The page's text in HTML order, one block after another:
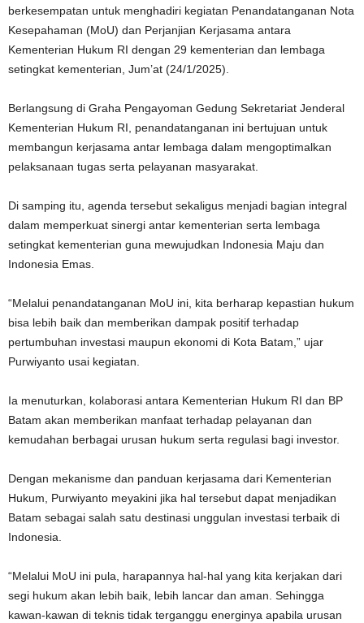
berkesempatan untuk menghadiri kegiatan Penandatanganan Nota
Kesepahaman (MoU) dan Perjanjian Kerjasama antara
Kementerian Hukum RI dengan 29 kementerian dan lembaga
setingkat kementerian, Jum’at (24/1/2025).
Berlangsung di Graha Pengayoman Gedung Sekretariat Jenderal
Kementerian Hukum RI, penandatanganan ini bertujuan untuk
membangun kerjasama antar lembaga dalam mengoptimalkan
pelaksanaan tugas serta pelayanan masyarakat.
Di samping itu, agenda tersebut sekaligus menjadi bagian integral
dalam memperkuat sinergi antar kementerian serta lembaga
setingkat kementerian guna mewujudkan Indonesia Maju dan
Indonesia Emas.
“Melalui penandatanganan MoU ini, kita berharap kepastian hukum
bisa lebih baik dan memberikan dampak positif terhadap
pertumbuhan investasi maupun ekonomi di Kota Batam,” ujar
Purwiyanto usai kegiatan.
Ia menuturkan, kolaborasi antara Kementerian Hukum RI dan BP
Batam akan memberikan manfaat terhadap pelayanan dan
kemudahan berbagai urusan hukum serta regulasi bagi investor.
Dengan mekanisme dan panduan kerjasama dari Kementerian
Hukum, Purwiyanto meyakini jika hal tersebut dapat menjadikan
Batam sebagai salah satu destinasi unggulan investasi terbaik di
Indonesia.
“Melalui MoU ini pula, harapannya hal-hal yang kita kerjakan dari
segi hukum akan lebih baik, lebih lancar dan aman. Sehingga
kawan-kawan di teknis tidak terganggu energinya apabila urusan